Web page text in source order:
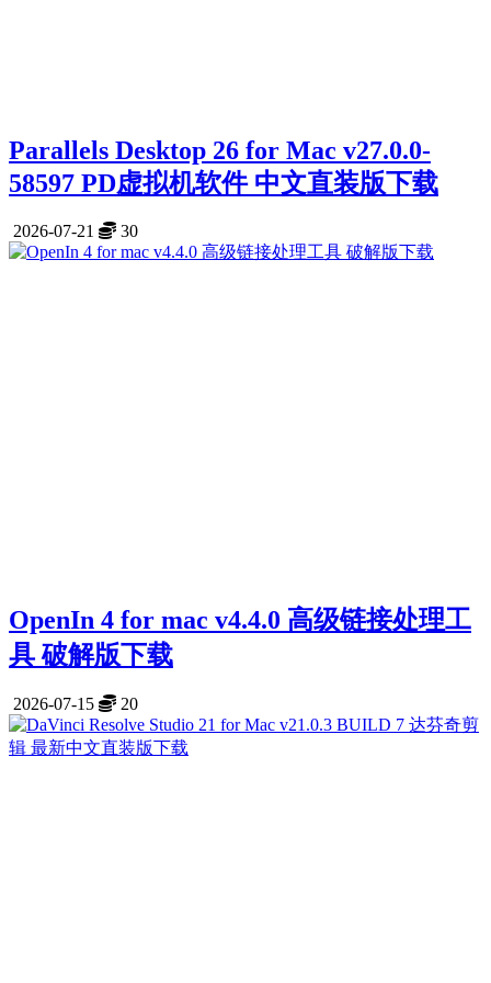
Parallels Desktop 26 for Mac v27.0.0-
58597 PD虚拟机软件 中文直装版下载
2026-07-21 30
OpenIn 4 for mac v4.4.0 高级链接处理工
具 破解版下载
2026-07-15 20